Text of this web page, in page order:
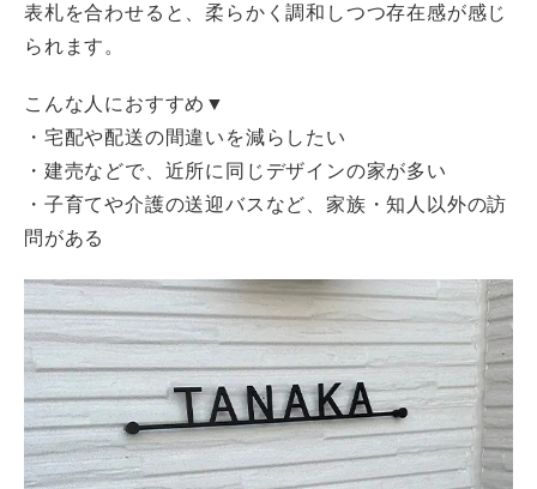
表札を合わせると、柔らかく調和しつつ存在感が感じ
られます。
こんな人におすすめ▼
・宅配や配送の間違いを減らしたい
・建売などで、近所に同じデザインの家が多い
・子育てや介護の送迎バスなど、家族・知人以外の訪
問がある